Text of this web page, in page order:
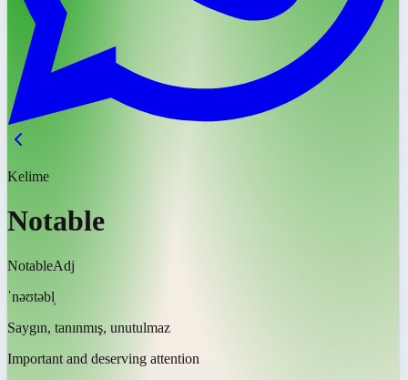
Kelime
Notable
NotableAdj
ˈnəʊtəbl̩
Saygın, tanınmış, unutulmaz
Important and deserving attention